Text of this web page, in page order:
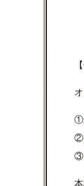
①
②
③